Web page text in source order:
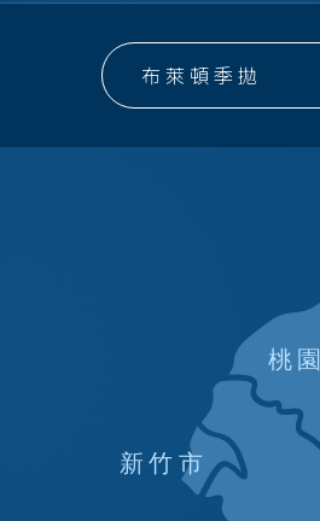
布萊頓季拋
桃
新竹市